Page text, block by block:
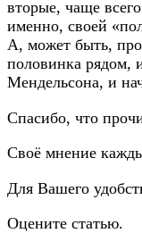
вторые, чаще
именно, своей
А, может быть,
половинка рядом,
Мендельсона, и
Спасибо, что
Своё мнение
Для Вашего
Оцените статью.